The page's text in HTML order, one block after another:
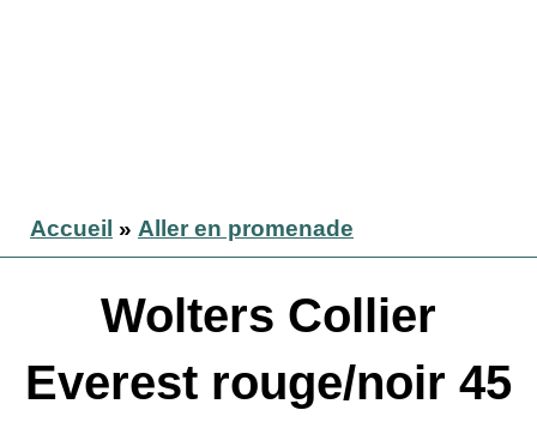
Accueil » Aller en promenade
Wolters Collier
Everest rouge/noir 45